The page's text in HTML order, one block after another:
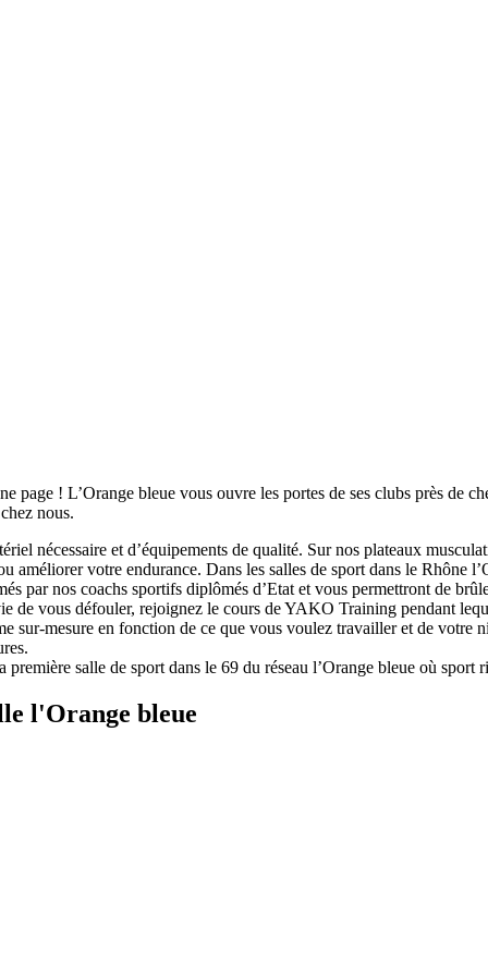
page ! L’Orange bleue vous ouvre les portes de ses clubs près de
nous.
nécessaire et d’équipements de qualité. Sur nos plateaux
améliorer votre endurance. Dans les salles de sport dans le Rhône
par nos coachs sportifs diplômés d’Etat et vous permettront de
de vous défouler, rejoignez le cours de YAKO Training pendant
sur-mesure en fonction de ce que vous voulez travailler et de
salle de sport dans le 69 du réseau l’Orange bleue où sport
l'Orange bleue